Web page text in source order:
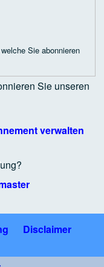
Sie abonnieren
Sie unseren
verwalten
Disclaimer
Gäste-WLAN